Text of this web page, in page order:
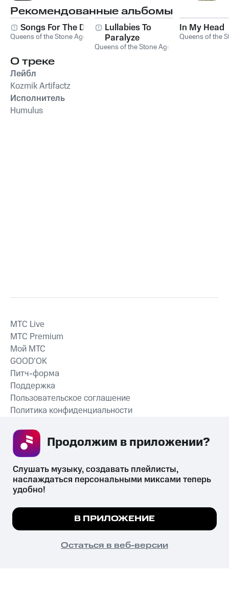
Рекомендованные альбомы
Songs For The Deaf
Queens of the Stone Age
Lullabies To
Paralyze
Queens of the Stone Age
In My Head
Queens of the
О треке
Лейбл
Kozmik Artifactz
Исполнитель
Humulus
СКАЧАТЬ ПРИЛОЖЕНИЕ
MTС Live
MTС Premium
Мой МТС
GOOD’OK
Питч-форма
Поддержка
Пользовательское соглашение
Политика конфиденциальности
психотропных веществ, их аналогов причиняет вред здоровью,
их незаконный оборот запрещён и влечёт установленную
законодательством ответственность.
© 2026 ООО «КИОН».
Все права защищены
Мы используем куки, чтобы на сайте все
Подробнее
ПОНЯТНО
Слушать музыку, создавать плейлисты,
наслаждаться персональными миксами теперь
удобно!
В ПРИЛОЖЕНИЕ
Остаться в веб-версии